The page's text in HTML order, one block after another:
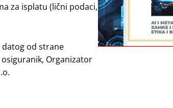
za isplatu (lični podaci,
datog od strane
Organizator